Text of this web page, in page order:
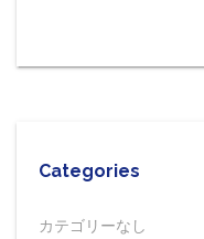
Categories
カテゴリーなし